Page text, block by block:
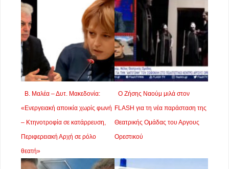
Β. Μαλέα – Δυτ. Μακεδονία:
«Ενεργειακή αποικία χωρίς φωνή
– Κτηνοτροφία σε κατάρρευση,
Περιφερειακή Αρχή σε ρόλο
θεατή»
Ο Ζήσης Ναούμ μιλά στον
FLASH για τη νέα παράσταση της
Θεατρικής Ομάδας του Αργους
Ορεστικού